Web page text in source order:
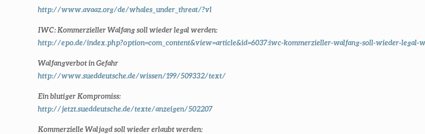
http://www.avaaz.org/de/whales_under_threat/?vl
IWC: Kommerzieller Walfang soll wieder legal werden:
http://epo.de/index.php?option=com_content&view=article&id=6037:iwc-kommerzieller-walfang-soll-wieder-legal-
Walfangverbot in Gefahr
http://www.sueddeutsche.de/wissen/199/509332/text/
Ein blutiger Kompromiss:
http://jetzt.sueddeutsche.de/texte/anzeigen/502207
Kommerzielle Waljagd soll wieder erlaubt werden: